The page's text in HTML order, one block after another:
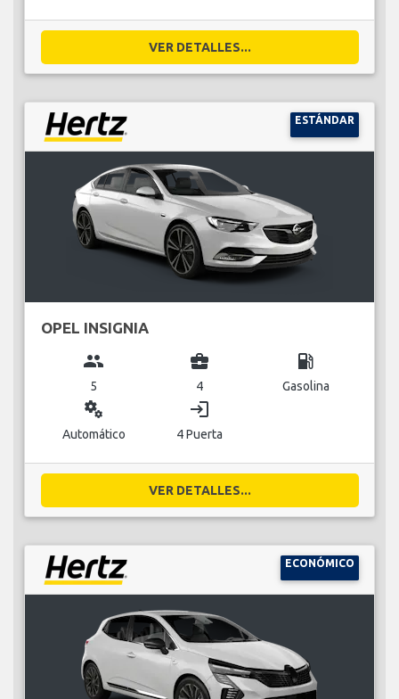
VER DETALLES...
ESTÁNDAR
OPEL INSIGNIA
group
5
business_center
4
local_gas_station
Gasolina
miscellaneous_services
Automático
login
4 Puerta
VER DETALLES...
ECONÓMICO